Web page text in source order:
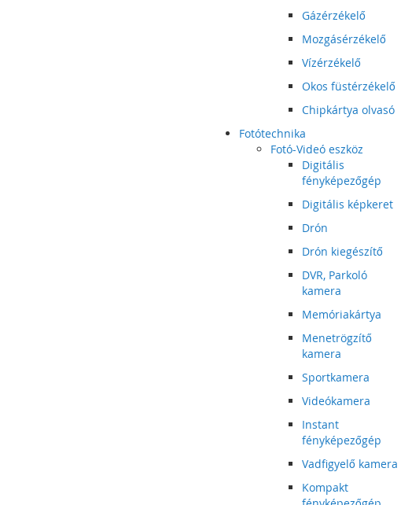
Gázérzékelő
Mozgásérzékelő
Vízérzékelő
Okos füstérzékelő
Chipkártya olvasó
Fotótechnika
Fotó-Videó eszköz
Digitális
fényképezőgép
Digitális képkeret
Drón
Drón kiegészítő
DVR, Parkoló
kamera
Memóriakártya
Menetrögzítő
kamera
Sportkamera
Videókamera
Instant
fényképezőgép
Vadfigyelő kamera
Kompakt